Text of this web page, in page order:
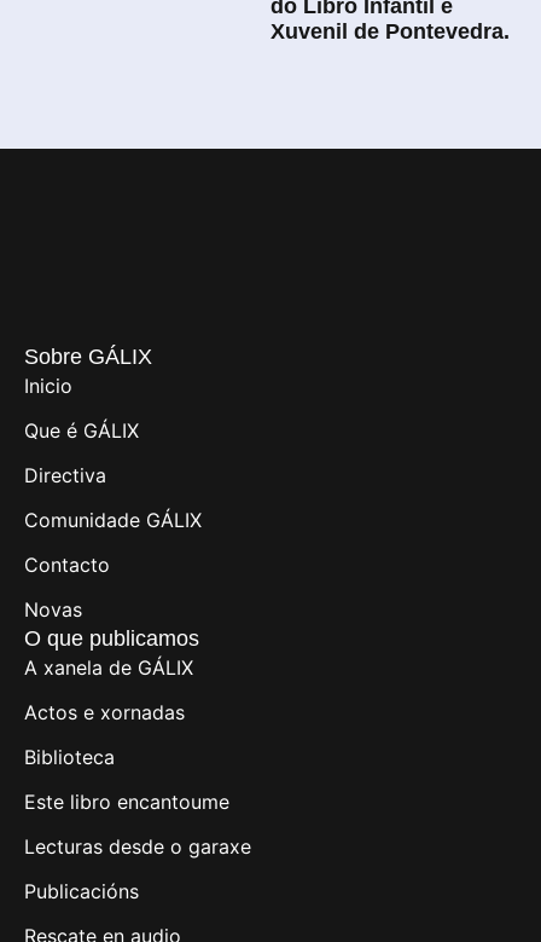
do Libro Infantil e
Xuvenil de Pontevedra.
Sobre GÁLIX
Inicio
Que é GÁLIX
Directiva
Comunidade GÁLIX
Contacto
Novas
O que publicamos
A xanela de GÁLIX
Actos e xornadas
Biblioteca
Este libro encantoume
Lecturas desde o garaxe
Publicacións
Rescate en audio